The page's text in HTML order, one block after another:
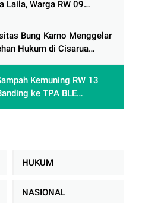
Laila, Warga RW 09
Ramadhan 1447 Hijriah
Bung Karno Menggelar
Hukum di Cisarua
pemahaman
Mahasiswa Fakultas
Kemuning RW 13
ke TPA BLE
Belajar Mengolah
HUKUM
NASIONAL